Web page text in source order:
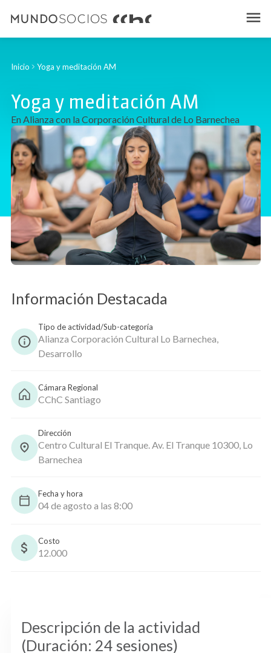
Inicio Yoga y meditación AM
Yoga y meditación AM
En Alianza con la Corporación Cultural de Lo Barnechea
Información Destacada
Tipo de actividad/Sub-categoría
Alianza Corporación Cultural Lo Barnechea,
Desarrollo
Cámara Regional
CChC Santiago
Dirección
Centro Cultural El Tranque. Av. El Tranque 10300, Lo
Barnechea
Fecha y hora
04 de agosto a las 8:00
Costo
12.000
Descripción de la actividad
(Duración: 24 sesiones)
Copiar